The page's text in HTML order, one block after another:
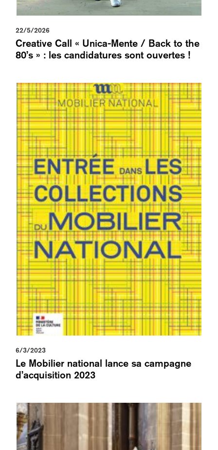
22/5/2026
Creative Call « Unica-Mente / Back to the
80’s » : les candidatures sont ouvertes !
6/3/2023
Le Mobilier national lance sa campagne
d’acquisition 2023